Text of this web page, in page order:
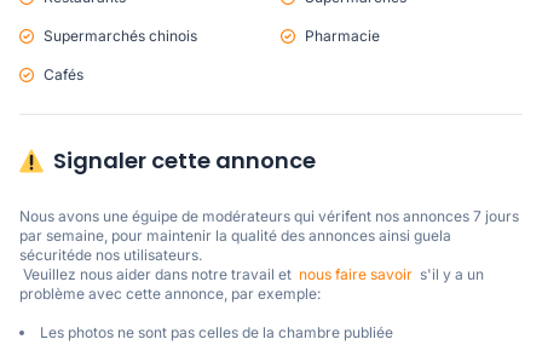
Supermarchés chinois Pharmacie
Cafés
Signaler cette annonce
Nous avons une éguipe de modérateurs qui vérifent nos annonces 7 jours
par semaine, pour maintenir la qualité des annonces ainsi guela
sécuritéde nos utilisateurs.
Veuillez nous aider dans notre travail et nous faire savoir
  s'il y a un
problème avec cette annonce, par exemple:
Les photos ne sont pas celles de la chambre publiée